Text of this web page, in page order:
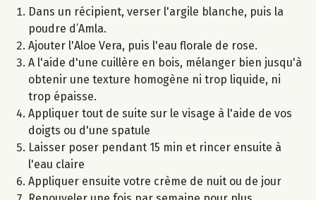
Dans un récipient, verser l'argile blanche, puis la
poudre d’Amla.
Ajouter l'Aloe Vera, puis l'eau florale de rose.
A l'aide d'une cuillère en bois, mélanger bien jusqu'à
obtenir une texture homogène ni trop liquide, ni
trop épaisse.
Appliquer tout de suite sur le visage à l'aide de vos
doigts ou d'une spatule
Laisser poser pendant 15 min et rincer ensuite à
l'eau claire
Appliquer ensuite votre crème de nuit ou de jour